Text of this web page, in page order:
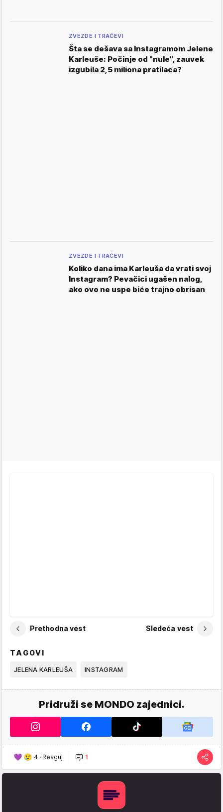
ZVEZDE I TRAČEVI
Šta se dešava sa Instagramom Jelene
Karleuše: Počinje od "nule", zauvek
izgubila 2,5 miliona pratilaca?
ZVEZDE I TRAČEVI
Koliko dana ima Karleuša da vrati svoj
Instagram? Pevačici ugašen nalog,
ako ovo ne uspe biće trajno obrisan
Prethodna vest Sledeća vest
TAGOVI
JELENA KARLEUŠA INSTAGRAM
Pridruži se MONDO zajednici.
4 · Reaguj 1